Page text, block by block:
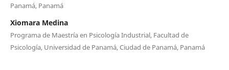
Panamá, Panamá
Xiomara Medina
Programa de Maestría en Psicología Industrial, Facultad de
Psicología, Universidad de Panamá, Ciudad de Panamá, Panamá